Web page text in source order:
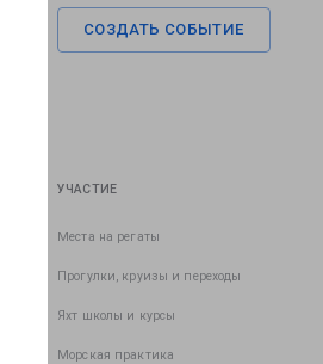
СОЗДАТЬ СОБЫТИЕ
УЧАСТИЕ
Места на регаты
Прогулки, круизы и переходы
Яхт школы и курсы
Морская практика